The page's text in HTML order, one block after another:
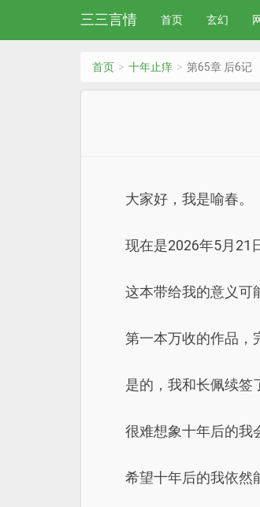
三三言情 首页 玄幻
首页 十年止痒 第65章 后6记
大家好，我是喻春。
现在是2026年5月21
这本带给我的意义可
第一本万收的作品，
是的，我和长佩续签
很难想象十年后的我
希望十年后的我依然